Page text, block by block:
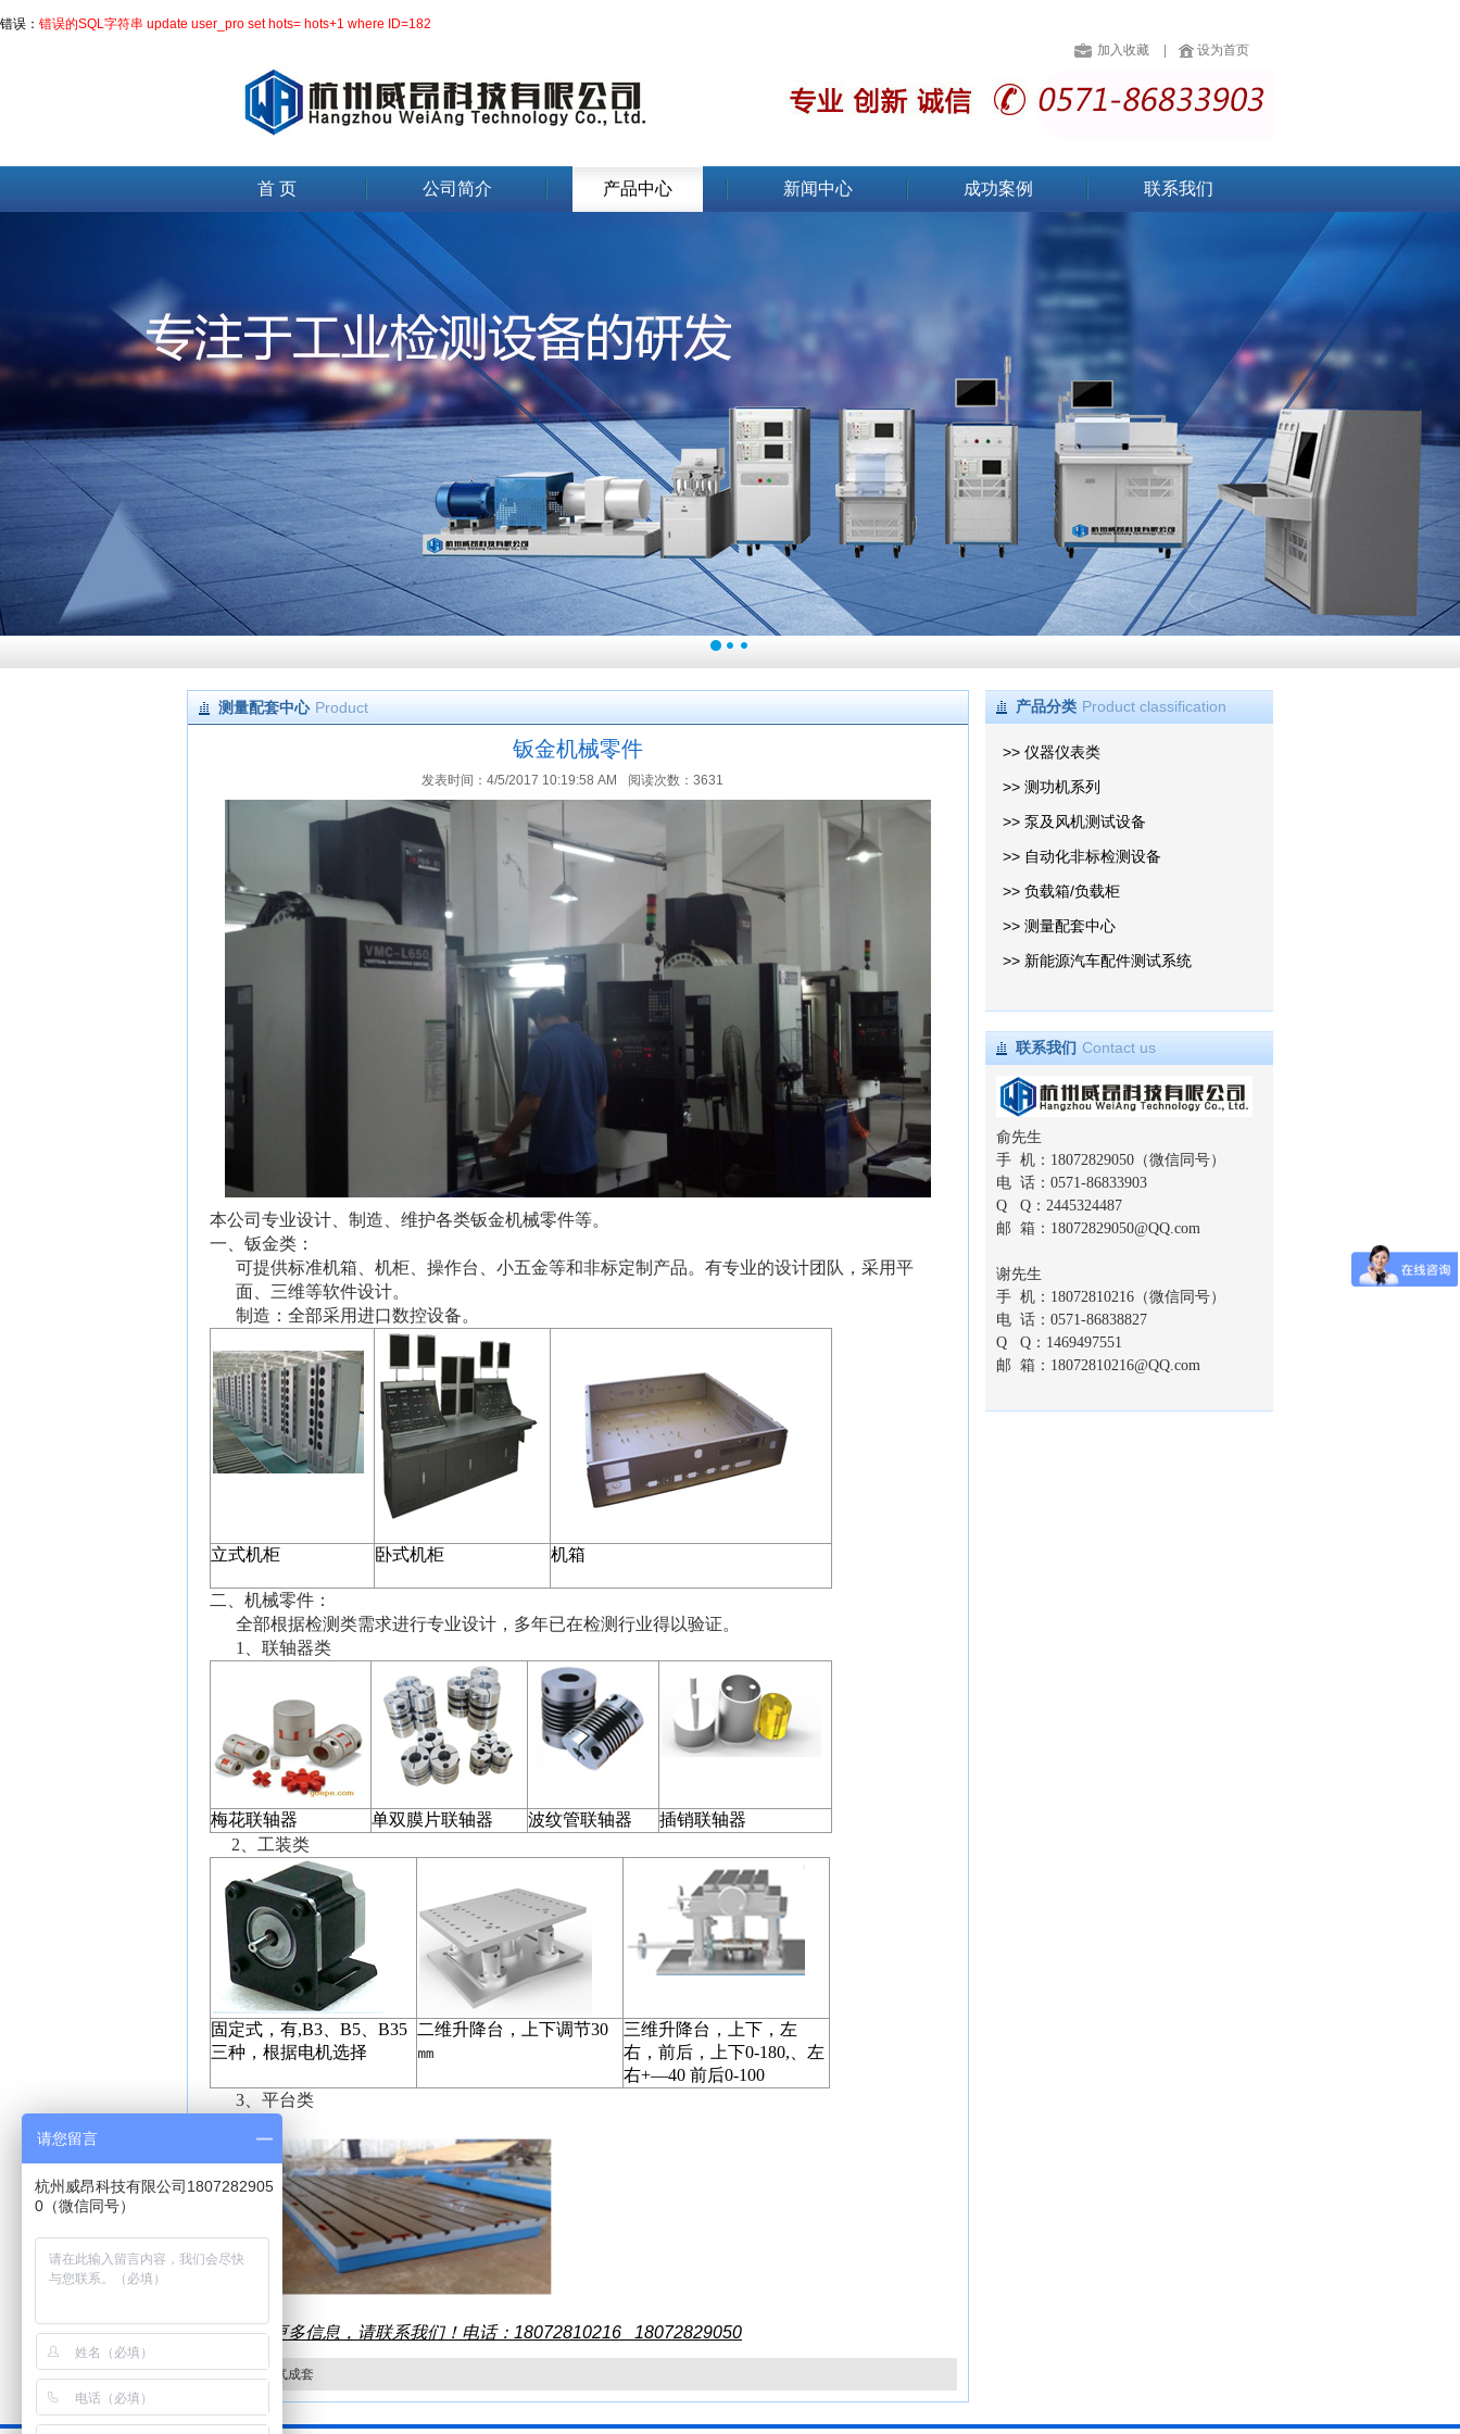
错误： 错误的SQL字符串 update user_pro set hots= hots+1 where ID=182
加入收藏
设为首页
首 页 公司简介 产品中心 新闻中心 成功案例 联系我们
测量配套中心 Product
钣金机械零件
发表时间：4/5/2017 10:19:58 AM 阅读次数：3631
本公司专业设计、制造、维护各类钣金机械零件等。
一、钣金类：
可提供标准机箱、机柜、操作台、小五金等和非标定制产品。有专业的设计团队，采用平
面、三维等软件设计。
制造：全部采用进口数控设备。
立式机柜 卧式机柜 机箱
二、 机械零件：
全部根据检测类需求进行专业设计，多年已在检测行业得以验证。
1、联轴器类
梅花联轴器 单双膜片联轴器 波纹管联轴器
插销联轴器
2、工装类
固定式，有,B3、 B5、 B35
三种，根据电机选择
二维升降台，上下调节30
㎜
三维升降台，上下，左
右，前后，上下0-180,、左
右+—40 前后0-100
3、平台类
欲知更多信息，请联系我们！电话：18072810216 18072829050
下一篇：电气成套
产品分类 Product classification
>> 仪器仪表类
>> 测功机系列
>> 泵及风机测试设备
>> 自动化非标检测设备
>> 负载箱/负载柜
>> 测量配套中心
>> 新能源汽车配件测试系统
联系我们 Contact us
俞先生
手 机：18072829050（微信同号）
电 话：0571-86833903
Q Q：2445324487
邮 箱： 18072829050@QQ.com
谢先生
手 机：18072810216（微信同号）
电 话：0571-86838827
Q Q：1469497551
邮 箱： 18072810216@QQ.com
请您留言
杭州威昂科技有限公司1807282905
0（微信同号）